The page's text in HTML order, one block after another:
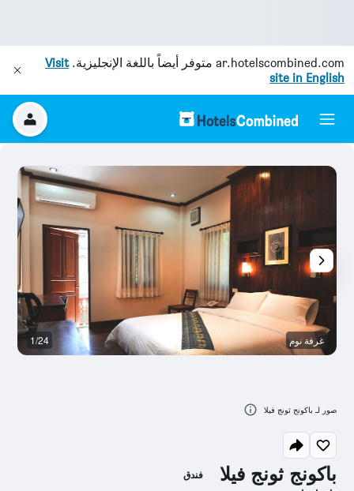
ar.hotelscombined.com متوفر أيضاً باللغة الإنجليزية.Visit
site in English
باكونج ثونج فيلا فندق
غرفة نوم 1/24
صور لـ باكونج ثونج فيلا